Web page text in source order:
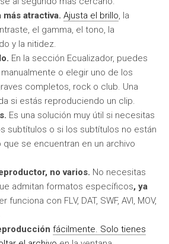
más atractiva. Ajusta el brillo, la
el gamma, el tono, la
y la nitidez.
En la sección Ecualizador, puedes
o elegir uno de los
completos, rock o club. Una
si estás reproduciendo un clip.
Es una solución muy útil si necesitas
subtítulos o si los subtítulos no están
que se encuentran en un archivo
no varios. No necesitas
admitan formatos específicos, ya
funciona con FLV, DAT, SWF, AVI, MOV,
fácilmente. Solo tienes